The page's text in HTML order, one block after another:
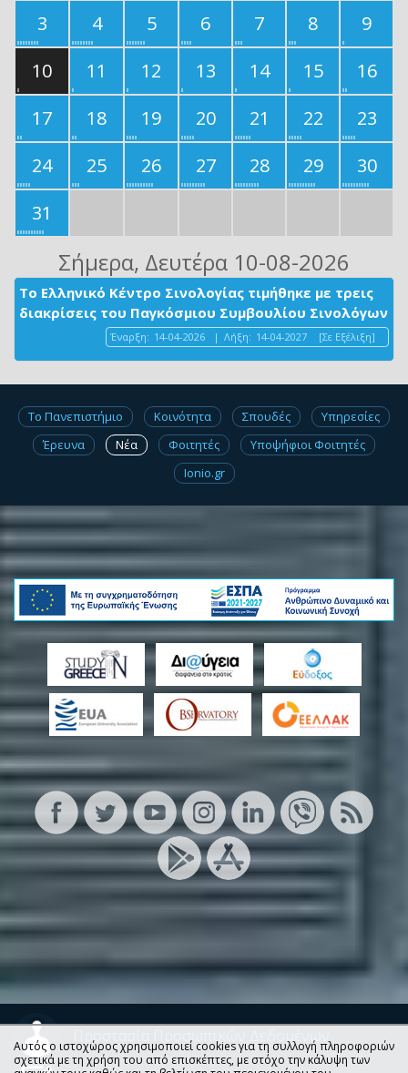
3
4 5 6 7 8
9
10
11 12 13 14 15
16
17
18 19 20 21 22
23
24
25 26 27 28 29
30
31
Σήμερα, Δευτέρα 10-08-2026
Το Ελληνικό Κέντρο Σινολογίας τιμήθηκε με τρεις
διακρίσεις του Παγκόσμιου Συμβουλίου Σινολόγων
Έναρξη: 14-04-2026 | Λήξη: 14-04-2027 [Σε Εξέλιξη]
Το Πανεπιστήμιο Κοινότητα Σπουδές
Υπηρεσίες
Έρευνα
Νέα Φοιτητές
Υποψήφιοι Φοιτητές
Ionio.gr
Προστασία Προσωπικών Δεδομένων
Αυτός ο ιστοχώρος χρησιμοποιεί cookies για τη συλλογή πληροφοριών
σχετικά με τη χρήση του από επισκέπτες, με στόχο την κάλυψη των